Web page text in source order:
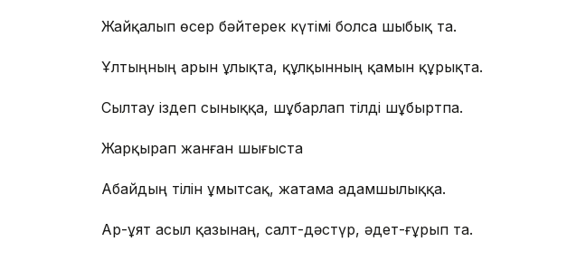
Жайқалып өсер бәйтерек күтімі болса шыбық та.
Ұлтыңның арын ұлықта, құлқынның қамын құрықта.
Сылтау іздеп сыныққа, шұбарлап тілді шұбыртпа.
Жарқырап жанған шығыста
Абайдың тілін ұмытсақ, жатама адамшылыққа.
Ар-ұят асыл қазынаң, салт-дәстүр, әдет-ғұрып та.